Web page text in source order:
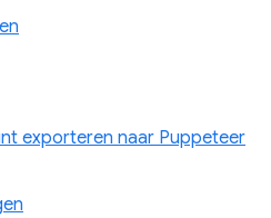
exporteren naar Puppeteer